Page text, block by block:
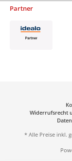
Partner
Widerrufsrecht
* Alle Preise inkl.